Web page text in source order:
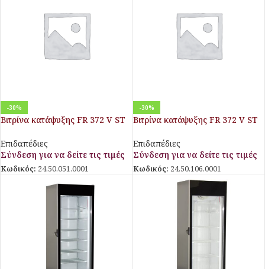
-30%
Βιτρίνα κατάψυξης FR 372 V ST
Επιδαπέδιες
Σύνδεση για να δείτε τις τιμές
Κωδικός: 24.50.051.0001
-30%
Βιτρίνα κατάψυξης FR 372 V ST
Επιδαπέδιες
Σύνδεση για να δείτε τις τιμές
Κωδικός: 24.50.106.0001